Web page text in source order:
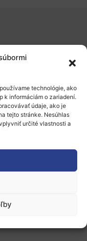
technológie, ako
k informáciám o zariadení.
údaje, ako je
tejto stránke. Nesúhlas
určité vlastnosti a
Európskou
technických